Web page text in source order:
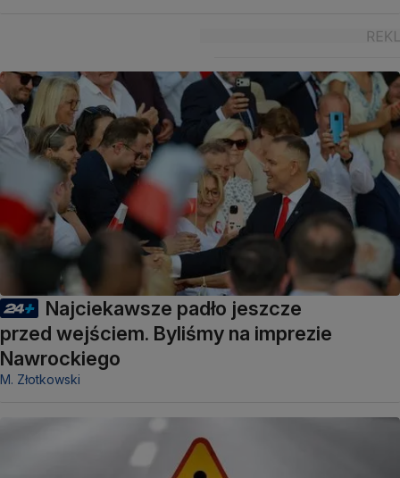
Najciekawsze padło jeszcze
przed wejściem. Byliśmy na imprezie
Nawrockiego
M. Złotkowski